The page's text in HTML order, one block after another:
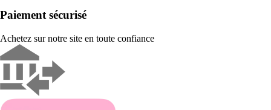
Paiement sécurisé
Achetez sur notre site en toute confiance